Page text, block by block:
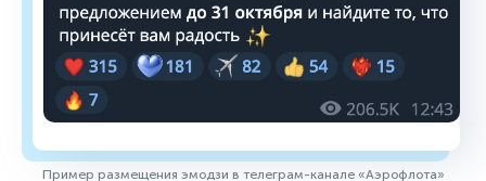
Пример размещения эмодзи в телеграм-канале «Аэрофлота»